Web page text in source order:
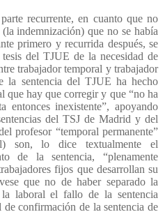
recurrente, en cuanto que no
indemnización) que no se había
primero y recurrida después, se
del TJUE de la necesidad de
trabajador temporal y trabajador
la sentencia del TJUE ha hecho
que hay que corregir y que “no ha
entonces inexistente”, apoyando
del TSJ de Madrid y del
profesor “temporal permanente”
son, lo dice textualmente el
de la sentencia, “plenamente
fijos que desarrollan su
que no de haber separado la
laboral el fallo de la sentencia
de confirmación de la sentencia de